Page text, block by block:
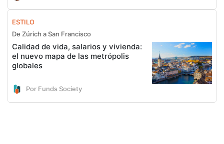
ESTILO
De Zúrich a San Francisco
Calidad de vida, salarios y vivienda:
el nuevo mapa de las metrópolis
globales
Por Funds Society